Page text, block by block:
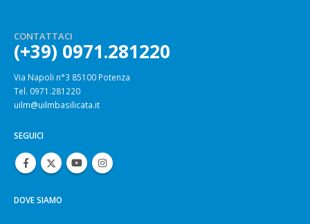
CONTATTACI
(+39) 0971.281220
Via Napoli n°3 85100 Potenza
Tel. 0971.281220
uilm@uilmbasilicata.it
SEGUICI
DOVE SIAMO